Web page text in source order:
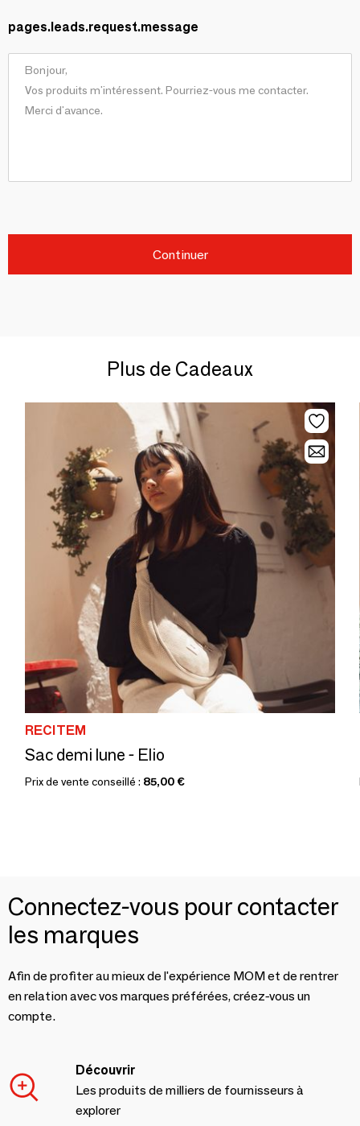
pages.leads.request.message
Continuer
Plus de Cadeaux
RECITEM
Sac demi lune - Elio
Prix de vente conseillé : 85,00 €
Connectez-vous pour contacter
les marques
Afin de profiter au mieux de l'expérience MOM et de rentrer
en relation avec vos marques préférées, créez-vous un
compte.
Découvrir
Les produits de milliers de fournisseurs à
explorer